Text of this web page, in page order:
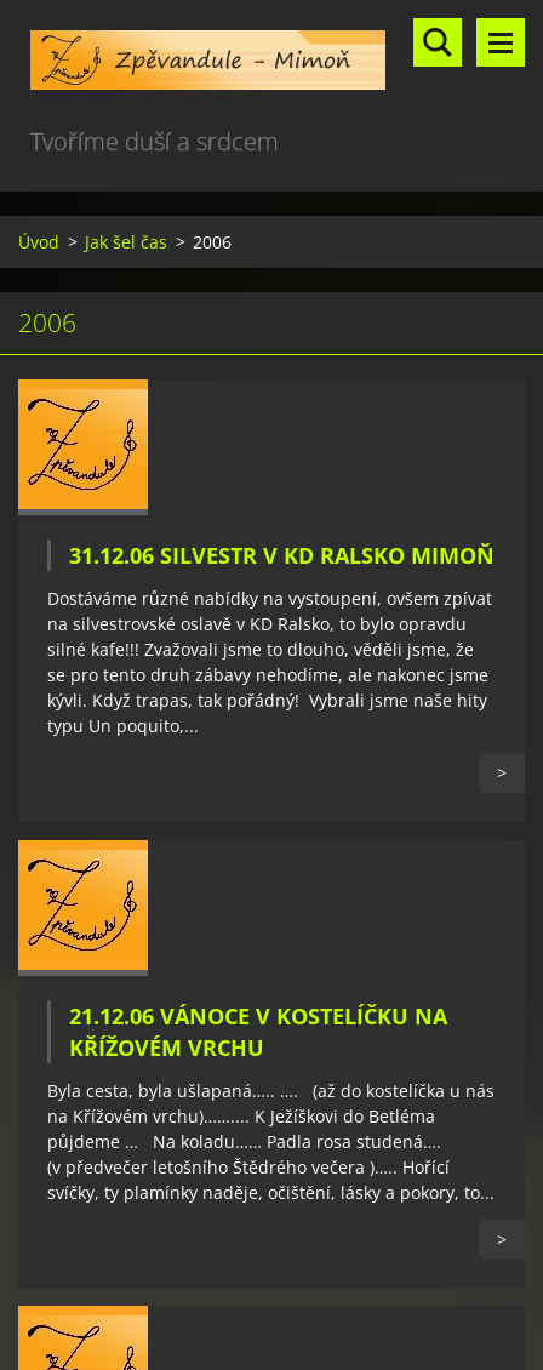
Tvoříme duší a srdcem
Úvod > Jak šel čas > 2006
2006
31.12.06 SILVESTR V KD RALSKO MIMOŇ
Dostáváme různé nabídky na vystoupení, ovšem zpívat
na silvestrovské oslavě v KD Ralsko, to bylo opravdu
silné kafe!!! Zvažovali jsme to dlouho, věděli jsme, že
se pro tento druh zábavy nehodíme, ale nakonec jsme
kývli. Když trapas, tak pořádný! Vybrali jsme naše hity
typu Un poquito,...
>
21.12.06 VÁNOCE V KOSTELÍČKU NA
KŘÍŽOVÉM VRCHU
Byla cesta, byla ušlapaná….. …. (až do kostelíčka u nás
na Křížovém vrchu)…….... K Ježíškovi do Betléma
půjdeme … Na koladu…… Padla rosa studená….
(v předvečer letošního Štědrého večera )….. Hořící
svíčky, ty plamínky naděje, očištění, lásky a pokory, to...
>